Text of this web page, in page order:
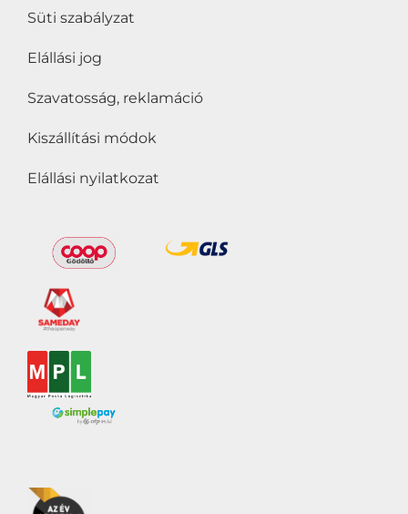
Süti szabályzat
Elállási jog
Szavatosság, reklamáció
Kiszállítási módok
Elállási nyilatkozat